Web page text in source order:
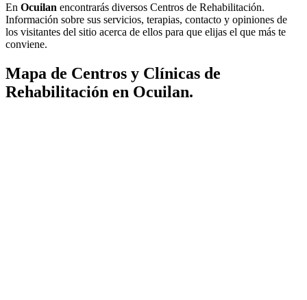
En Ocuilan encontrarás diversos Centros de Rehabilitación.
Información sobre sus servicios, terapias, contacto y opiniones de
los visitantes del sitio acerca de ellos para que elijas el que más te
conviene.
Mapa de Centros y Clínicas de
Rehabilitación en Ocuilan.